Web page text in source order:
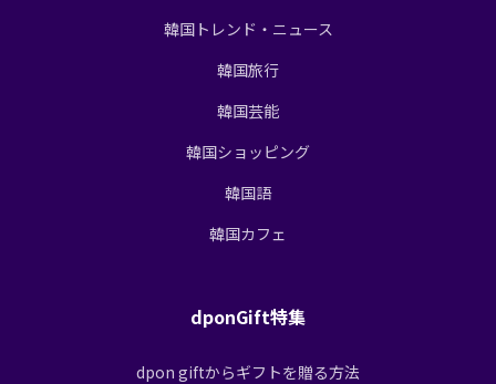
韓国トレンド・ニュース
韓国旅行
韓国芸能
韓国ショッピング
韓国語
韓国カフェ
dponGift特集
dpon giftからギフトを贈る方法